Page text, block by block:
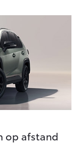
49.995,-
ELEKTRISCH
op afstand